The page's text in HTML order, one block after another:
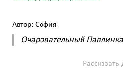
Автор: София
Очаровательный Павлинка
Рассказать